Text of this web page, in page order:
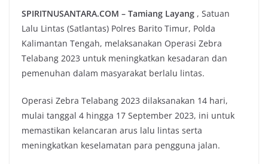
SPIRITNUSANTARA.COM – Tamiang Layang , Satuan
Lalu Lintas (Satlantas) Polres Barito Timur, Polda
Kalimantan Tengah, melaksanakan Operasi Zebra
Telabang 2023 untuk meningkatkan kesadaran dan
pemenuhan dalam masyarakat berlalu lintas.
Operasi Zebra Telabang 2023 dilaksanakan 14 hari,
mulai tanggal 4 hingga 17 September 2023, ini untuk
memastikan kelancaran arus lalu lintas serta
meningkatkan keselamatan para pengguna jalan.